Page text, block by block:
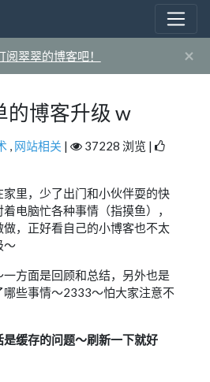
阅翠翠的博客吧！ ×
的博客升级 w
, 网站相关 |
37228 浏览 |
里，少了出门和小伙伴耍的快
电脑忙各种事情（指摸鱼），
，正好看自己的小博客也不太
～
方面是回顾和总结，另外也是
些事情～2333～怕大家注意不
缓存的问题～刷新一下就好